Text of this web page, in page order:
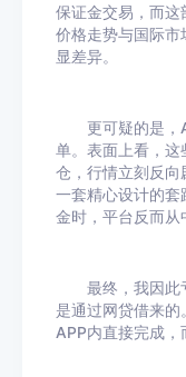
保证金交易，而这
价格走势与国际市
显差异。
更可疑的是，
单。表面上看，这
仓，行情立刻反向
一套精心设计的套
金时，平台反而从
最终，我因此
是通过网贷借来
APP内直接完成，